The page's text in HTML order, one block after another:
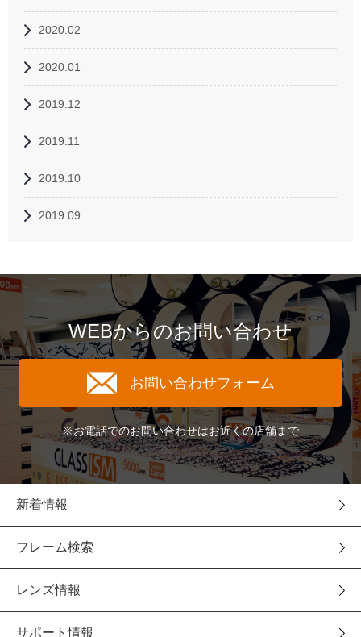
2020.02
2020.01
2019.12
2019.11
2019.10
2019.09
WEBからのお問い合わせ
お問い合わせフォーム
※お電話でのお問い合わせはお近くの店舗まで
新着情報
フレーム検索
レンズ情報
サポート情報